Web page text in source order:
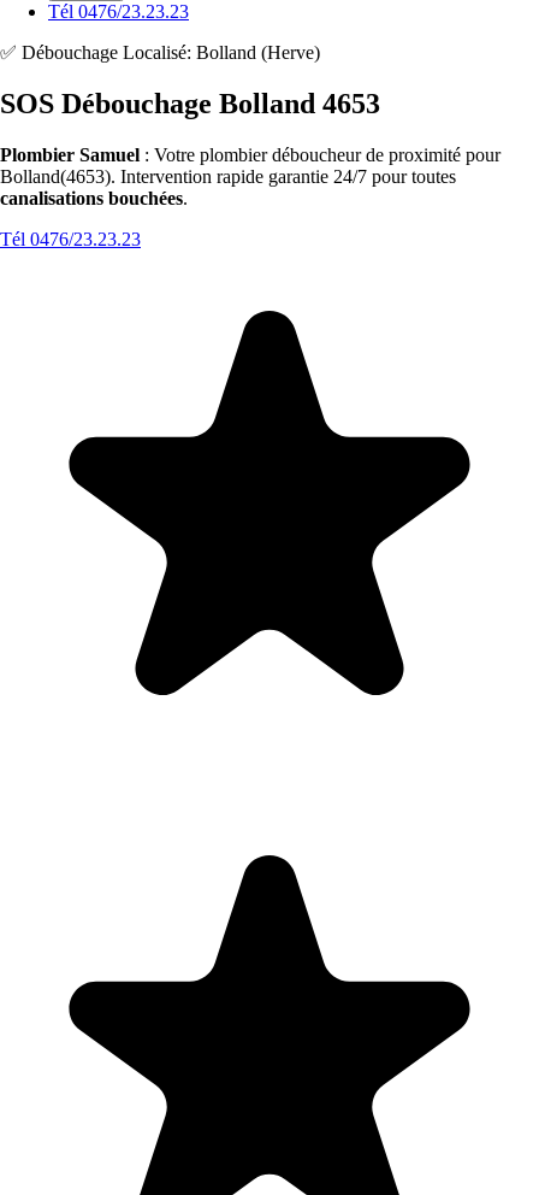
Tél 0476/23.23.23
✅ Débouchage Localisé: Bolland (Herve)
SOS Débouchage Bolland 4653
Plombier Samuel : Votre plombier déboucheur de proximité pour
Bolland(4653). Intervention rapide garantie 24/7 pour toutes
canalisations bouchées.
Tél 0476/23.23.23